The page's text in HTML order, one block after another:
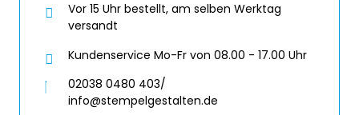
Vor 15 Uhr bestellt, am selben Werktag
versandt
Kundenservice Mo-Fr von 08.00 - 17.00 Uhr
02038 0480 403/
info@stempelgestalten.de